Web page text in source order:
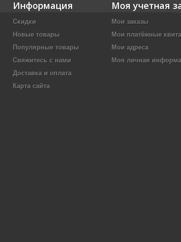
Информация
Скидки
Новые товары
Популярные товары
Свяжитесь с нами
Доставка и оплата
Карта сайта
Моя учетная
Мои заказы
Мои платёжные
Мои адреса
Моя личная